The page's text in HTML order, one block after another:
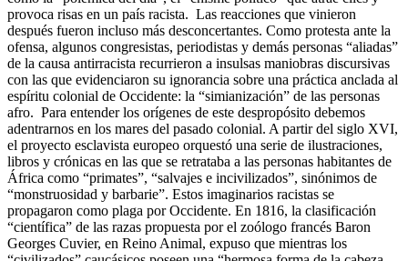
provoca risas en un país racista. Las reacciones que vinieron
después fueron incluso más desconcertantes. Como protesta ante la
ofensa, algunos congresistas, periodistas y demás personas “aliadas”
de la causa antirracista recurrieron a insulsas maniobras discursivas
con las que evidenciaron su ignorancia sobre una práctica anclada al
espíritu colonial de Occidente: la “simianización” de las personas
afro. Para entender los orígenes de este despropósito debemos
adentrarnos en los mares del pasado colonial. A partir del siglo XVI,
el proyecto esclavista europeo orquestó una serie de ilustraciones,
libros y crónicas en las que se retrataba a las personas habitantes de
África como “primates”, “salvajes e incivilizados”, sinónimos de
“monstruosidad y barbarie”. Estos imaginarios racistas se
propagaron como plaga por Occidente. En 1816, la clasificación
“científica” de las razas propuesta por el zoólogo francés Baron
Georges Cuvier, en Reino Animal, expuso que mientras los